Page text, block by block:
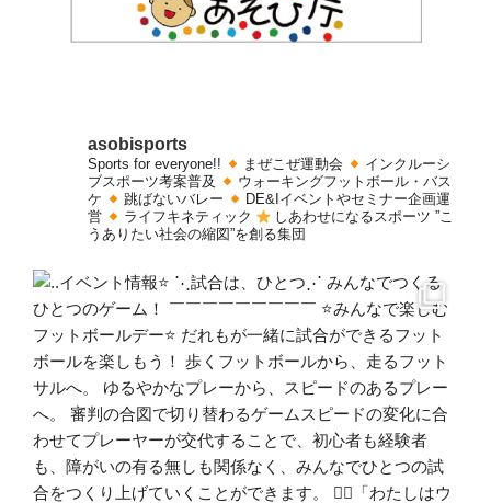
asobisports
Sports for everyone!! まぜこぜ運動会
インクルーシ
ブスポーツ考案普及
ウォーキングフットボール・バス
ケ
跳ばないバレー
DE&Iイベントやセミナー企画運
営
ライフキネティック しあわせになるスポーツ ”こ
うありたい社会の縮図”を創る集団